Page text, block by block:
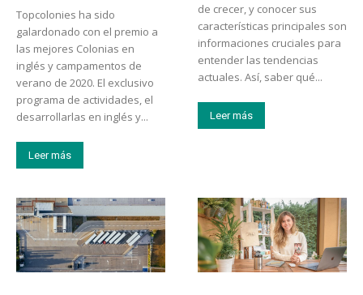
Topcolonies ha sido
galardonado con el premio a
las mejores Colonias en
inglés y campamentos de
verano de 2020. El exclusivo
programa de actividades, el
desarrollarlas en inglés y...
Leer más
de crecer, y conocer sus
características principales son
informaciones cruciales para
entender las tendencias
actuales. Así, saber qué...
Leer más